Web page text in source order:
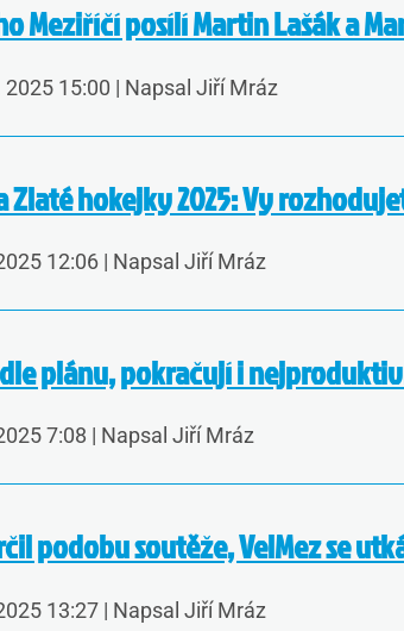
Meziříčí posílí Martin Lašák a
15:00 | Napsal Jiří Mráz
Zlaté hokejky 2025: Vy
12:06 | Napsal Jiří Mráz
plánu, pokračují i
7:08 | Napsal Jiří Mráz
podobu soutěže, VelMez se
13:27 | Napsal Jiří Mráz